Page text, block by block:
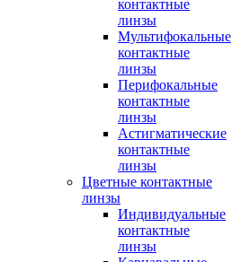
контактные
линзы
Мультифокальные
контактные
линзы
Перифокальные
контактные
линзы
Астигматические
контактные
линзы
Цветные контактные
линзы
Индивидуальные
контактные
линзы